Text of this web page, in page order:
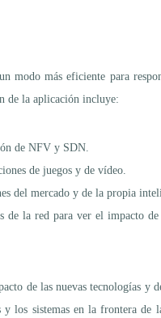
más eficiente para
de la aplicación incluye:
de NFV y SDN.
de juegos y de vídeo.
del mercado y de la propia
la red para ver el impacto
de las nuevas tecnologías y
los sistemas en la frontera